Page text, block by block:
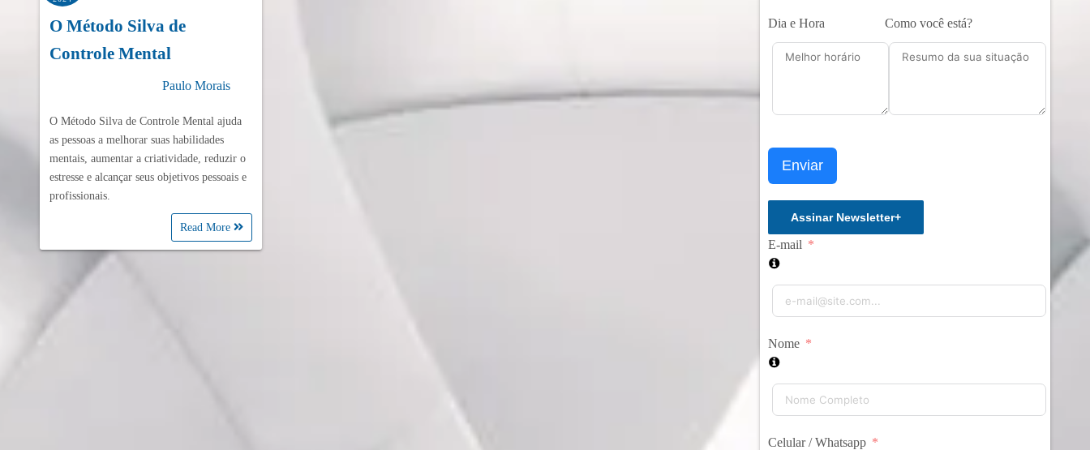
O Método Silva de
Controle Mental
Paulo Morais
O Método Silva de Controle Mental ajuda
as pessoas a melhorar suas habilidades
mentais, aumentar a criatividade, reduzir o
estresse e alcançar seus objetivos pessoais e
profissionais.
Read More
Dia e Hora Como você está?
Enviar
Assinar Newsletter+
E-mail
Nome
Celular / Whatsapp